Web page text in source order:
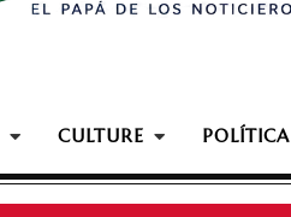
CULTURE POLÍTICA